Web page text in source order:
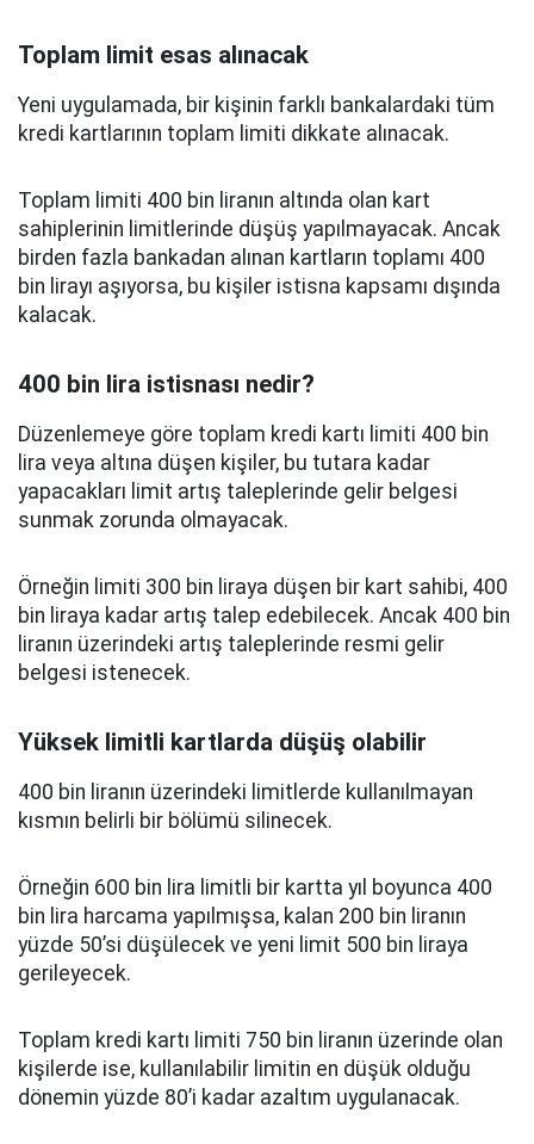
Toplam limit esas alınacak
Yeni uygulamada, bir kişinin farklı bankalardaki tüm
kredi kartlarının toplam limiti dikkate alınacak.
Toplam limiti 400 bin liranın altında olan kart
sahiplerinin limitlerinde düşüş yapılmayacak. Ancak
birden fazla bankadan alınan kartların toplamı 400
bin lirayı aşıyorsa, bu kişiler istisna kapsamı dışında
kalacak.
400 bin lira istisnası nedir?
Düzenlemeye göre toplam kredi kartı limiti 400 bin
lira veya altına düşen kişiler, bu tutara kadar
yapacakları limit artış taleplerinde gelir belgesi
sunmak zorunda olmayacak.
Örneğin limiti 300 bin liraya düşen bir kart sahibi, 400
bin liraya kadar artış talep edebilecek. Ancak 400 bin
liranın üzerindeki artış taleplerinde resmi gelir
belgesi istenecek.
Yüksek limitli kartlarda düşüş olabilir
400 bin liranın üzerindeki limitlerde kullanılmayan
kısmın belirli bir bölümü silinecek.
Örneğin 600 bin lira limitli bir kartta yıl boyunca 400
bin lira harcama yapılmışsa, kalan 200 bin liranın
yüzde 50’si düşülecek ve yeni limit 500 bin liraya
gerileyecek.
Toplam kredi kartı limiti 750 bin liranın üzerinde olan
kişilerde ise, kullanılabilir limitin en düşük olduğu
dönemin yüzde 80’i kadar azaltım uygulanacak.